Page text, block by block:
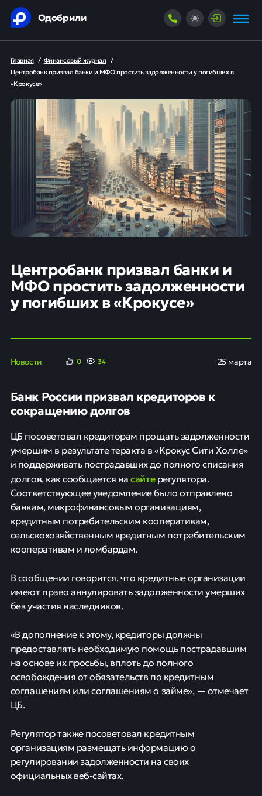
Одобрили
Главная / Финансовый журнал /
Центробанк призвал банки и МФО простить задолженности у погибших в
«Крокусе»
Центробанк призвал банки и
МФО простить задолженности
у погибших в «Крокусе»
Новости 0 34 25 марта
Банк России призвал кредиторов к
сокращению долгов
ЦБ посоветовал кредиторам прощать задолженности
умершим в результате теракта в «Крокус Сити Холле»
и поддерживать пострадавших до полного списания
долгов, как сообщается насайтерегулятора.
Соответствующее уведомление было отправлено
банкам, микрофинансовым организациям,
кредитным потребительским кооперативам,
сельскохозяйственным кредитным потребительским
кооперативам и ломбардам.
В сообщении говорится, что кредитные организации
имеют право аннулировать задолженности умерших
без участия наследников.
«В дополнение к этому, кредиторы должны
предоставлять необходимую помощь пострадавшим
на основе их просьбы, вплоть до полного
освобождения от обязательств по кредитным
соглашениям или соглашениям о займе», — отмечает
ЦБ.
Регулятор также посоветовал кредитным
организациям размещать информацию о
регулировании задолженности на своих
официальных веб-сайтах.